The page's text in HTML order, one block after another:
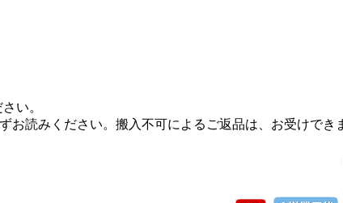
い。
お読みください。搬入不可によるご返品は、お受けでき